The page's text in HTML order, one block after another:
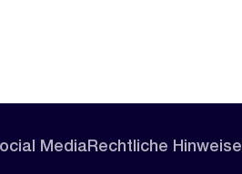
MediaRechtliche Hinweise